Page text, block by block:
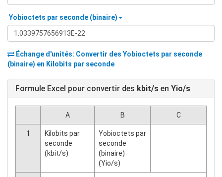
Yobioctets par seconde (binaire)
Échange d'unités: Convertir des Yobioctets par seconde
(binaire) en Kilobits par seconde
Formule Excel pour convertir des kbit/s en Yio/s
A B C
1
Kilobits par
seconde
(kbit/s)
Yobioctets par
seconde
(binaire)
(Yio/s)